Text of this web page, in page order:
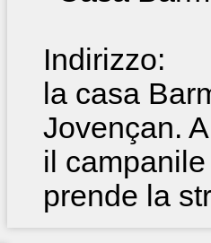
Indirizzo:
la casa
Jovençan.
il
prende la